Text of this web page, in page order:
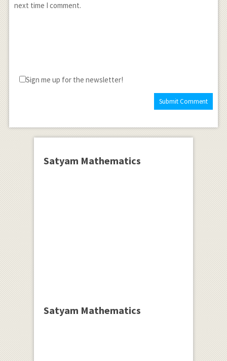
next time I comment.
Sign me up for the newsletter!
Satyam Mathematics
Satyam Mathematics